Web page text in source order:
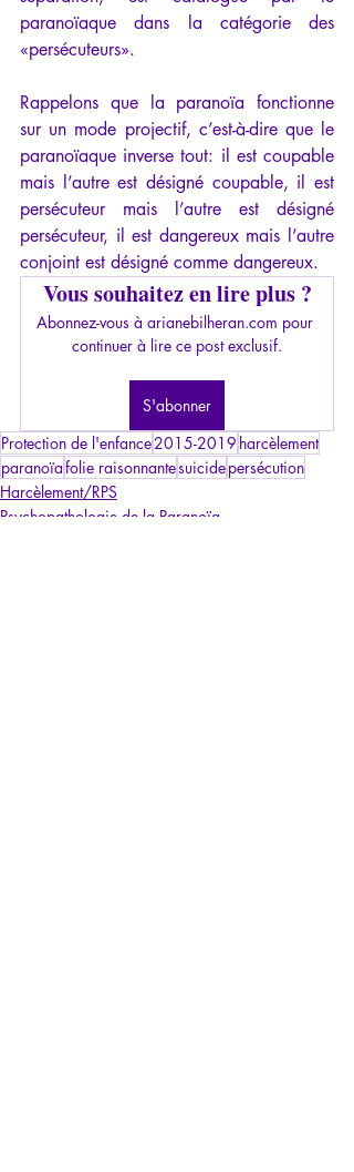
paranoïaque dans la catégorie des
«persécuteurs».
Rappelons que la paranoïa fonctionne
sur un mode projectif, c’est-à-dire que le
paranoïaque inverse tout: il est coupable
mais l’autre est désigné coupable, il est
persécuteur mais l’autre est désigné
persécuteur, il est dangereux mais l’autre
conjoint est désigné comme dangereux.
Vous souhaitez en lire plus ?
Abonnez-vous à arianebilheran.com pour
continuer à lire ce post exclusif.
S'abonner
Protection de l'enfance2015-2019 harcèlement
paranoïafolie raisonnantesuicidepersécution
Harcèlement/RPS
Psychopathologie de la Paranoïa